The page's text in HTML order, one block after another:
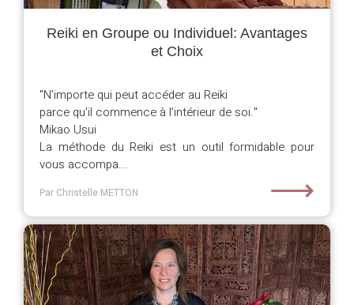
Reiki en Groupe ou Individuel: Avantages
et Choix
"N'importe qui peut accéder au Reiki
parce qu'il commence à l'intérieur de soi."
Mikao Usui
La méthode du Reiki est un outil formidable pour
vous accompa...
Par Christelle METTON ⟶